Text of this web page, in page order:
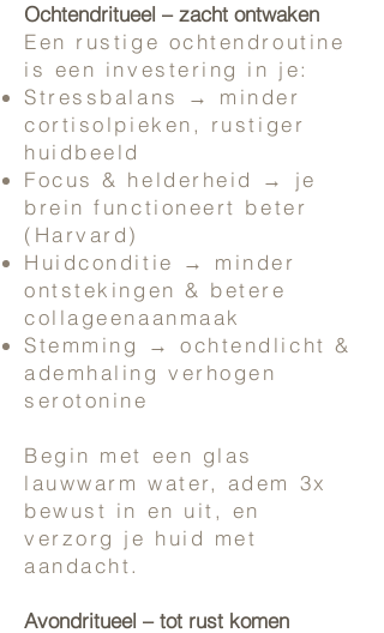
Ochtendritueel – zacht ontwaken
Een rustige ochtendroutine
is een investering in je:
Stressbalans → minder
cortisolpieken, rustiger
huidbeeld
Focus & helderheid → je
brein functioneert beter
(Harvard)
Huidconditie → minder
ontstekingen & betere
collageenaanmaak
Stemming → ochtendlicht &
ademhaling verhogen
serotonine
Begin met een glas
lauwwarm water, adem 3x
bewust in en uit, en
verzorg je huid met
aandacht.
Avondritueel – tot rust komen